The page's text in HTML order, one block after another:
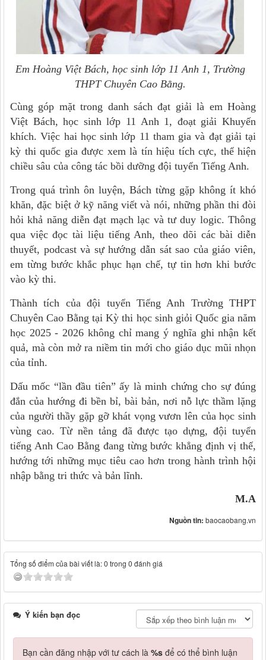
Em Hoàng Việt Bách, học sinh lớp 11 Anh 1, Trường
THPT Chuyên Cao Bằng.
Cùng góp mặt trong danh sách đạt giải là em Hoàng
Việt Bách, học sinh lớp 11 Anh 1, đoạt giải Khuyến
khích. Việc hai học sinh lớp 11 tham gia và đạt giải tại
kỳ thi quốc gia được xem là tín hiệu tích cực, thể hiện
chiều sâu của công tác bồi dưỡng đội tuyển Tiếng Anh.
Trong quá trình ôn luyện, Bách từng gặp không ít khó
khăn, đặc biệt ở kỹ năng viết và nói, những phần thi đòi
hỏi khả năng diễn đạt mạch lạc và tư duy logic. Thông
qua việc đọc tài liệu tiếng Anh, theo dõi các bài diễn
thuyết, podcast và sự hướng dẫn sát sao của giáo viên,
em từng bước khắc phục hạn chế, tự tin hơn khi bước
vào kỳ thi.
Thành tích của đội tuyển Tiếng Anh Trường THPT
Chuyên Cao Bằng tại Kỳ thi học sinh giỏi Quốc gia năm
học 2025 - 2026 không chỉ mang ý nghĩa ghi nhận kết
quả, mà còn mở ra niềm tin mới cho giáo dục mũi nhọn
của tỉnh.
Dấu mốc “lần đầu tiên” ấy là minh chứng cho sự đúng
đắn của hướng đi bền bỉ, bài bản, nơi nỗ lực thầm lặng
của người thầy gặp gỡ khát vọng vươn lên của học sinh
vùng cao. Từ nền tảng đã được tạo dựng, đội tuyển
tiếng Anh Cao Bằng đang từng bước khẳng định vị thế,
hướng tới những mục tiêu cao hơn trong hành trình hội
nhập bằng tri thức và bản lĩnh.
M.A
Nguồn tin: baocaobang.vn
Tổng số điểm của bài viết là: 0 trong 0 đánh giá
Ý kiến bạn đọc
Bạn cần đăng nhập với tư cách là %s để có thể bình luận